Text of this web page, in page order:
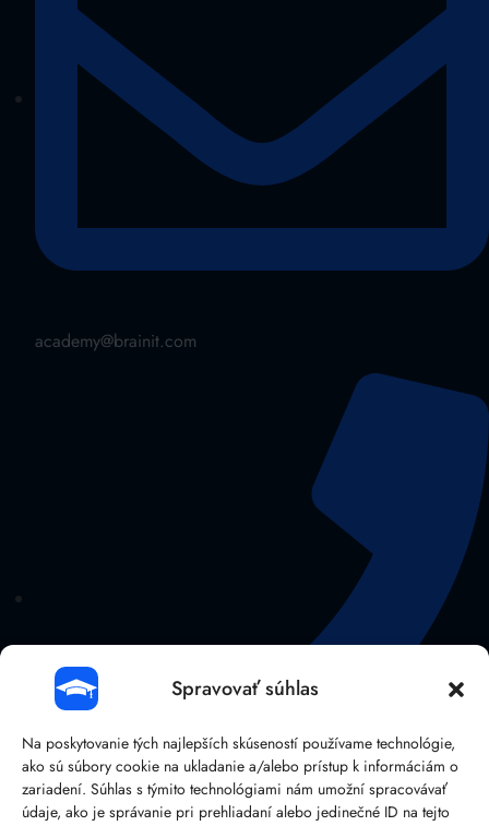
Spravovať súhlas
Na poskytovanie tých najlepších skúseností používame technológie,
ako sú súbory cookie na ukladanie a/alebo prístup k informáciám o
zariadení. Súhlas s týmito technológiami nám umožní spracovávať
údaje, ako je správanie pri prehliadaní alebo jedinečné ID na tejto
academy@brainit.com